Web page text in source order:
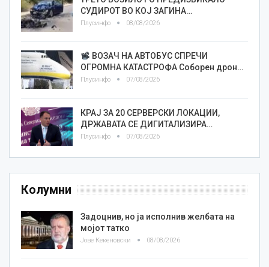
СУДИРОТ ВО КОЈ ЗАГИНА…
Плусинфо 08/08/2026
ВОЗАЧ НА АВТОБУС СПРЕЧИ
ОГРОМНА КАТАСТРОФА Соборен дрон…
Плусинфо 07/08/2026
КРАЈ ЗА 20 СЕРВЕРСКИ ЛОКАЦИИ,
ДРЖАВАТА СЕ ДИГИТАЛИЗИРА…
Плусинфо 07/08/2026
Колумни
Задоцнив, но ја исполнив желбата на
мојот татко
Јове Кекеновски 08/08/2026